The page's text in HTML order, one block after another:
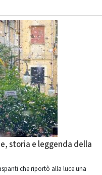
storia e leggenda della
che riportò alla luce una